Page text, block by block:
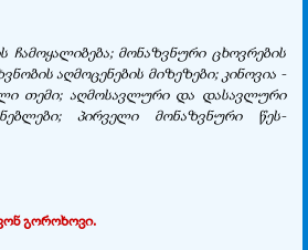
ჩამოყალიბება; მონაზვნური ცხოვრების
აღმოცენების მიზეზები; კინოვია -
თემი; აღმოსავლური და დასავლური
პირველი მონაზვნური წეს-
გოროხოვი.